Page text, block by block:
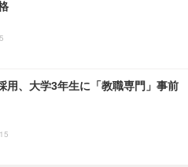
用、大学3年生に「教職専門」事前